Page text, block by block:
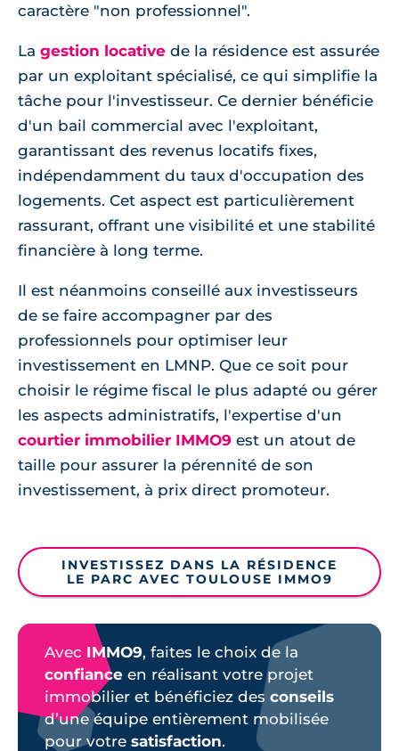
caractère "non professionnel".
La gestion locative de la résidence est assurée
par un exploitant spécialisé, ce qui simplifie la
tâche pour l'investisseur. Ce dernier bénéficie
d'un bail commercial avec l'exploitant,
garantissant des revenus locatifs fixes,
indépendamment du taux d'occupation des
logements. Cet aspect est particulièrement
rassurant, offrant une visibilité et une stabilité
financière à long terme.
Il est néanmoins conseillé aux investisseurs
de se faire accompagner par des
professionnels pour optimiser leur
investissement en LMNP. Que ce soit pour
choisir le régime fiscal le plus adapté ou gérer
les aspects administratifs, l'expertise d'un
courtier immobilier IMMO9 est un atout de
taille pour assurer la pérennité de son
investissement, à prix direct promoteur.
INVESTISSEZ DANS LA RÉSIDENCE
LE PARC AVEC TOULOUSE IMMO9
Avec IMMO9, faites le choix de la
confiance en réalisant votre projet
immobilier et bénéficiez des conseils
d’une équipe entièrement mobilisée
pour votre satisfaction.